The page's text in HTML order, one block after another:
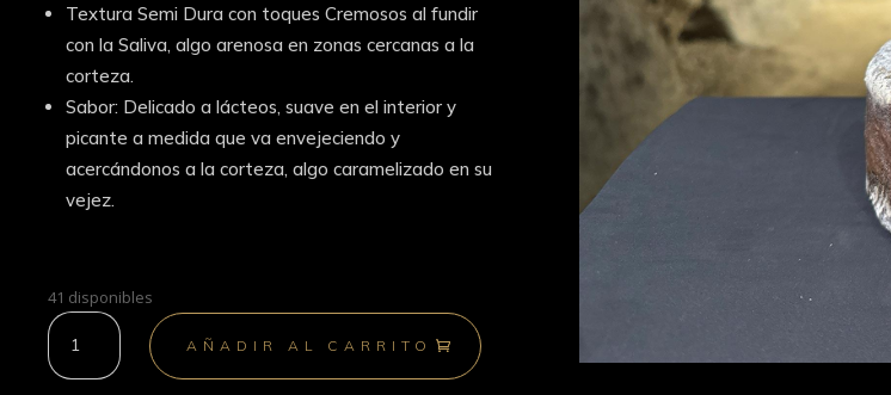
Textura Semi Dura con toques Cremosos al fundir
con la Saliva, algo arenosa en zonas cercanas a la
corteza.
Sabor: Delicado a lácteos, suave en el interior y
picante a medida que va envejeciendo y
acercándonos a la corteza, algo caramelizado en su
vejez.
41 disponibles
Terral
de
Cabra
AÑADIR AL CARRITO